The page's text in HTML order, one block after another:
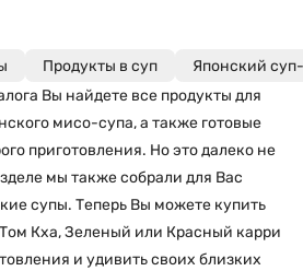
Продукты в суп
Японский
Вы найдете все продукты для
мисо-супа, а также готовые
приготовления. Но это далеко не
мы также собрали для Вас
супы. Теперь Вы можете купить
Кха, Зеленый или Красный карри
и удивить своих близких